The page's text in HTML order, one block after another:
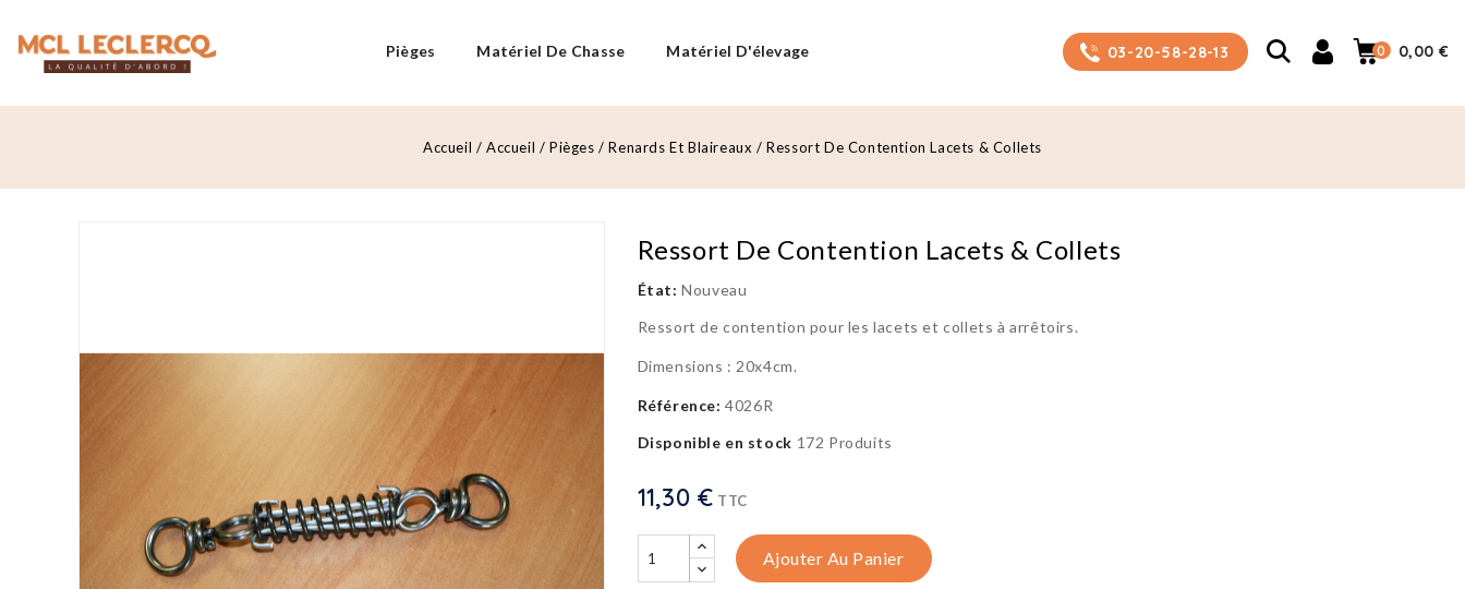
0 0,00 €
03-20-58-28-13
Pièges Matériel De Chasse Matériel D'élevage
Accueil Accueil Pièges Renards Et Blaireaux Ressort De Contention Lacets & Collets
Ressort De Contention Lacets & Collets
État: Nouveau
Ressort de contention pour les lacets et collets à arrêtoirs.
Dimensions : 20x4cm.
Référence: 4026R
Disponible en stock 172 Produits
11,30 € TTC
Ajouter Au Panier